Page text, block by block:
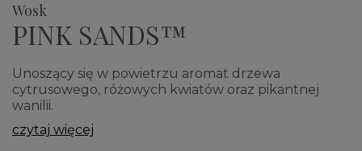
Wosk
PINK SANDS™
Unoszący się w powietrzu aromat drzewa
cytrusowego, różowych kwiatów oraz pikantnej
wanilii.
czytaj więcej